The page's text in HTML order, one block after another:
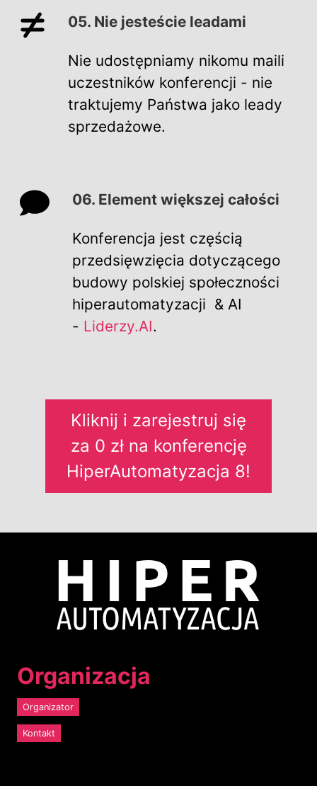
05. Nie jesteście leadami
Nie udostępniamy nikomu maili
uczestników konferencji - nie
traktujemy Państwa jako leady
sprzedażowe.
06. Element większej całości
Konferencja jest częścią
przedsięwzięcia dotyczącego
budowy polskiej społeczności
hiperautomatyzacji & AI
- Liderzy.AI.
Kliknij i zarejestruj się
za 0 zł na konferencję
HiperAutomatyzacja 8!
Organizacja
Organizator
Kontakt